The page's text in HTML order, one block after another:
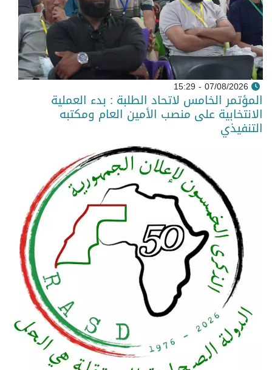
07/08/2026 - 15:29
المؤتمر الخامس لاتحاد الطلبة : بدء العملية
الانتخابية على منصب الأمين العام ومكتبه
التنفيذي